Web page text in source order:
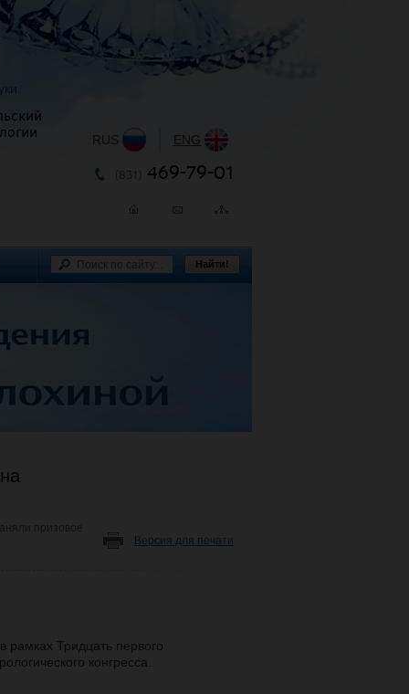
Версия для печати
рамках Тридцать первого
конгресса.
RUS ENG
469-79-01
Найти!